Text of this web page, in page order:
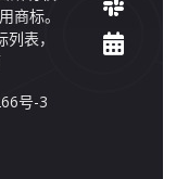
商标。
表，
号-3